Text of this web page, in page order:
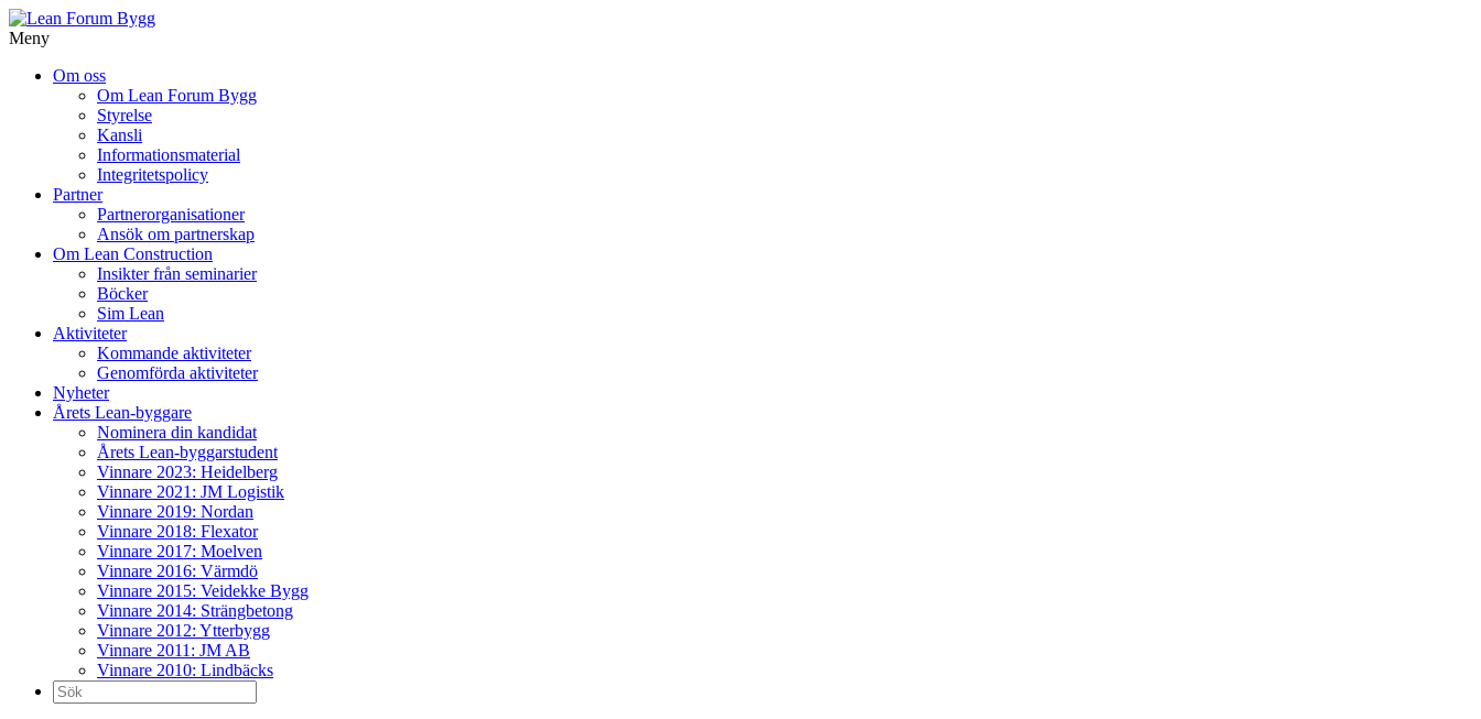
Meny
Om oss
Om Lean Forum Bygg
Styrelse
Kansli
Informationsmaterial
Integritetspolicy
Partner
Partnerorganisationer
Ansök om partnerskap
Om Lean Construction
Insikter från seminarier
Böcker
Sim Lean
Aktiviteter
Kommande aktiviteter
Genomförda aktiviteter
Nyheter
Årets Lean-byggare
Nominera din kandidat
Årets Lean-byggarstudent
Vinnare 2023: Heidelberg
Vinnare 2021: JM Logistik
Vinnare 2019: Nordan
Vinnare 2018: Flexator
Vinnare 2017: Moelven
Vinnare 2016: Värmdö
Vinnare 2015: Veidekke Bygg
Vinnare 2014: Strängbetong
Vinnare 2012: Ytterbygg
Vinnare 2011: JM AB
Vinnare 2010: Lindbäcks
Sök
efter: